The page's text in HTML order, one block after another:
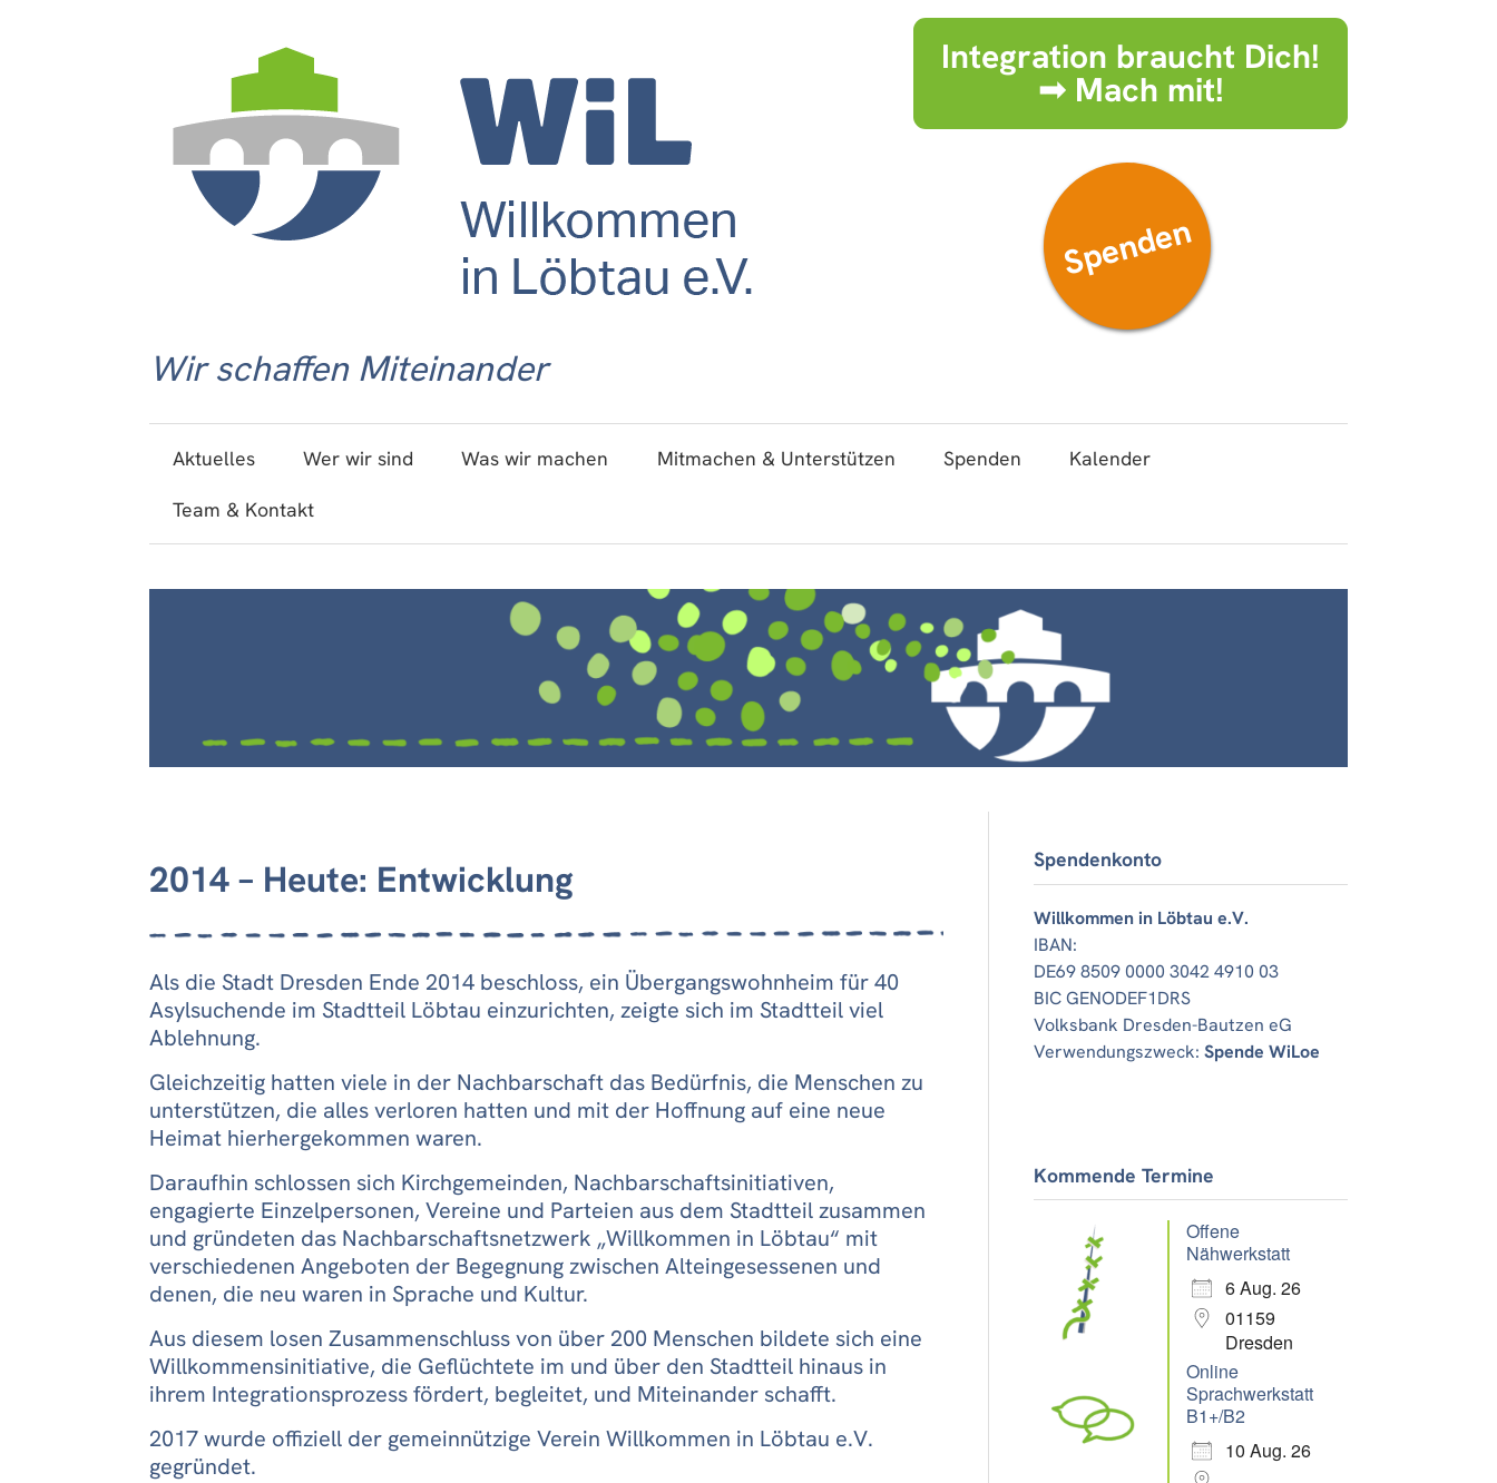
Wir schaffen Miteinander
Integration braucht Dich!
➟ Mach mit!
Spenden
Aktuelles Wer wir sind Was wir machen Mitmachen & Unterstützen Spenden
Kalender
Team & Kontakt
2014 – Heute: Entwicklung
Als die Stadt Dresden Ende 2014 beschloss, ein Übergangswohnheim für 40
Asylsuchende im Stadtteil Löbtau einzurichten, zeigte sich im Stadtteil viel
Ablehnung.
Gleichzeitig hatten viele in der Nachbarschaft das Bedürfnis, die Menschen zu
unterstützen, die alles verloren hatten und mit der Hoffnung auf eine neue
Heimat hierhergekommen waren.
Daraufhin schlossen sich Kirchgemeinden, Nachbarschaftsinitiativen,
engagierte Einzelpersonen, Vereine und Parteien aus dem Stadtteil zusammen
und gründeten das Nachbarschaftsnetzwerk „Willkommen in Löbtau“ mit
verschiedenen Angeboten der Begegnung zwischen Alteingesessenen und
denen, die neu waren in Sprache und Kultur.
Aus diesem losen Zusammenschluss von über 200 Menschen bildete sich eine
Willkommensinitiative, die Geflüchtete im und über den Stadtteil hinaus in
ihrem Integrationsprozess fördert, begleitet, und Miteinander schafft.
2017 wurde offiziell der gemeinnützige Verein Willkommen in Löbtau e.V.
gegründet.
Spendenkonto
Willkommen in Löbtau e.V.
IBAN:
DE69 8509 0000 3042 4910 03
BIC GENODEF1DRS
Volksbank Dresden-Bautzen eG
Verwendungszweck:Spende WiLoe
Kommende Termine
Offene
Nähwerkstatt
6 Aug. 26
01159
Dresden
Online
Sprachwerkstatt
B1+/B2
10 Aug. 26